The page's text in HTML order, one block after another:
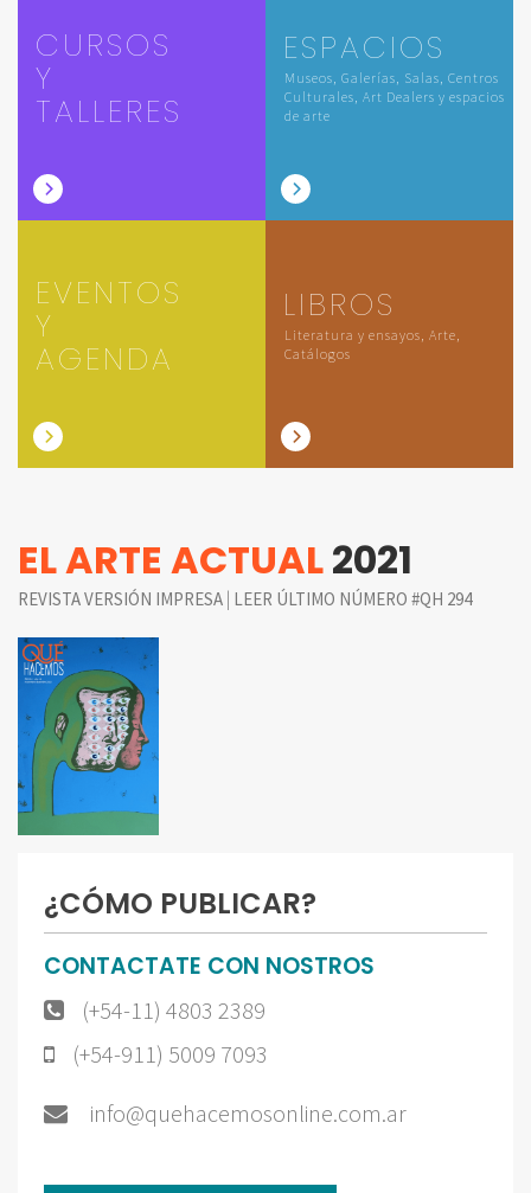
CURSOS
Y
TALLERES
ESPACIOS
Museos, Galerías, Salas, Centros
Culturales, Art Dealers y espacios
de arte
EVENTOS
Y
AGENDA
LIBROS
Literatura y ensayos, Arte,
Catálogos
EL ARTE ACTUAL2021
REVISTA VERSIÓN IMPRESA | LEER ÚLTIMO NÚMERO #QH 294
¿CÓMO PUBLICAR?
CONTACTATE CON NOSTROS
(+54-11) 4803 2389
(+54-911) 5009 7093
info@quehacemosonline.com.ar